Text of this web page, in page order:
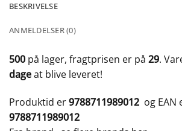
BESKRIVELSE
ANMELDELSER (0)
500 på lager, fragtprisen er på 29.
dageat blive leveret!
Produktid er9788711989012 og EAN
9788711989012